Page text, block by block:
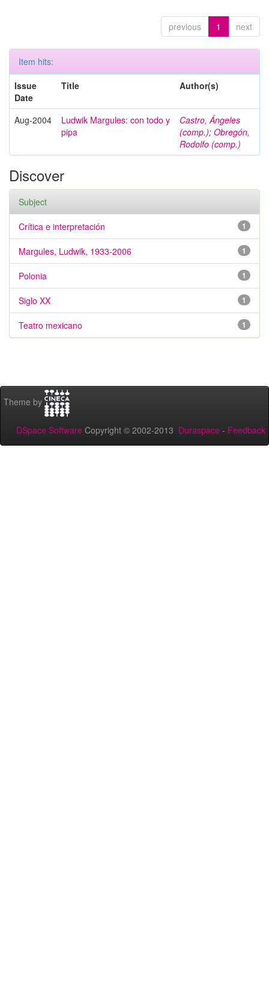
previous 1 next
Item hits:
Issue
Date
Title Author(s)
Aug-2004
Ludwik Margules: con todo y
pipa
Castro, Ángeles
(comp.); Obregón,
Rodolfo (comp.)
Discover
Subject
1
Crítica e interpretación
1
Margules, Ludwik, 1933-2006
1
Polonia
1
Siglo XX
1
Teatro mexicano
Theme by
DSpace Software Copyright © 2002-2013 Duraspace - Feedback